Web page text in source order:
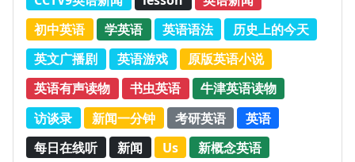
初中英语
学英语 英语语法
历史上的今天
英文广播剧
英语游戏
原版英语小说
英语有声读物
书虫英语
牛津英语读物
访谈录
新闻一分钟 考研英语
英语
每日在线听
新闻 Us 新概念英语